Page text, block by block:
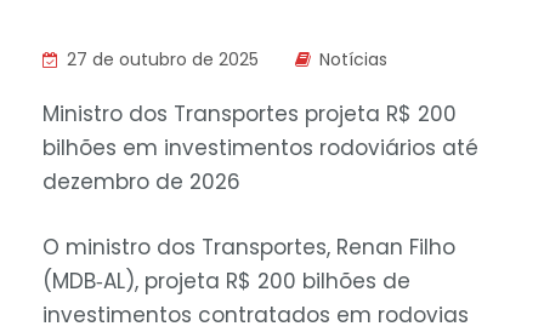
27 de outubro de 2025 Notícias
Ministro dos Transportes projeta R$ 200
bilhões em investimentos rodoviários até
dezembro de 2026
O ministro dos Transportes, Renan Filho
(MDB‑AL), projeta R$ 200 bilhões de
investimentos contratados em rodovias